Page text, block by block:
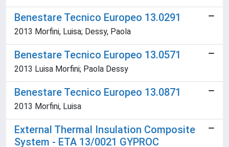
Benestare Tecnico Europeo 13.0291
2013 Morfini, Luisa; Dessy, Paola
Benestare Tecnico Europeo 13.0571
2013 Luisa Morfini; Paola Dessy
Benestare Tecnico Europeo 13.0871
2013 Morfini, Luisa
External Thermal Insulation Composite
System - ETA 13/0021 GYPROC